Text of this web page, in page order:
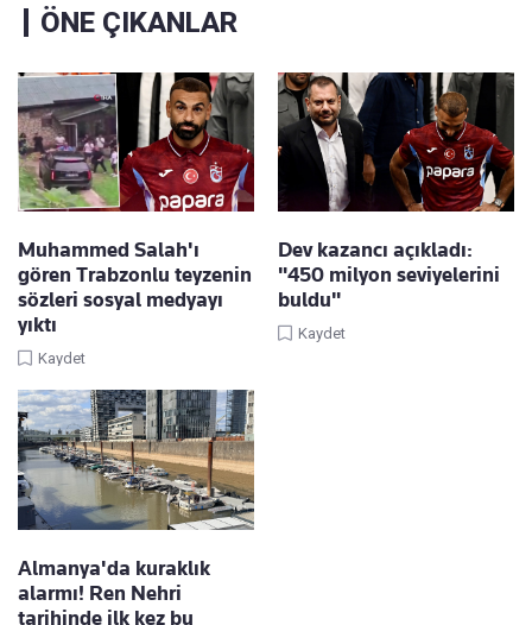
ÖNE ÇIKANLAR
Muhammed Salah'ı
gören Trabzonlu teyzenin
sözleri sosyal medyayı
yıktı
Kaydet
Dev kazancı açıkladı:
"450 milyon seviyelerini
buldu"
Kaydet
Almanya'da kuraklık
alarmı! Ren Nehri
tarihinde ilk kez bu